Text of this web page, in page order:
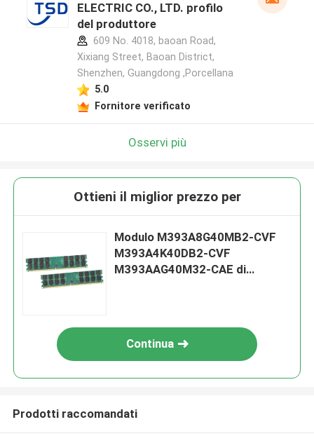
ELECTRIC CO., LTD. profilo
del produttore
609 No. 4018, baoan Road,
Xixiang Street, Baoan District,
Shenzhen, Guangdong ,Porcellana
5.0
Fornitore verificato
Osservi più
Ottieni il miglior prezzo per
Modulo M393A8G40MB2-CVF
M393A4K40DB2-CVF
M393AAG40M32-CAE di
Continua
Prodotti raccomandati